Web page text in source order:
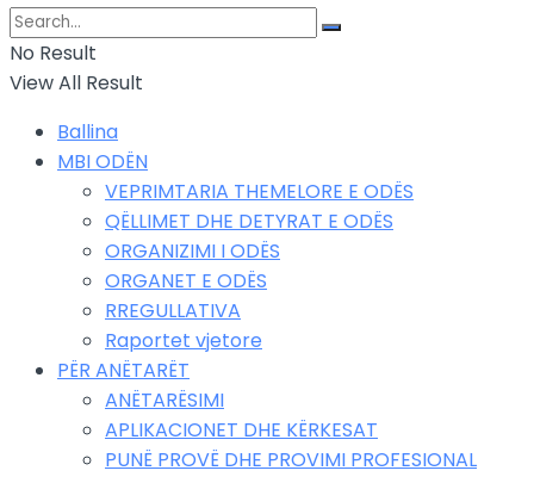
No Result
View All Result
Ballina
MBI ODËN
VEPRIMTARIA THEMELORE E ODËS
QËLLIMET DHE DETYRAT E ODËS
ORGANIZIMI I ODËS
ORGANET E ODËS
RREGULLATIVA
Raportet vjetore
PËR ANËTARËT
ANËTARËSIMI
APLIKACIONET DHE KËRKESAT
PUNË PROVË DHE PROVIMI PROFESIONAL